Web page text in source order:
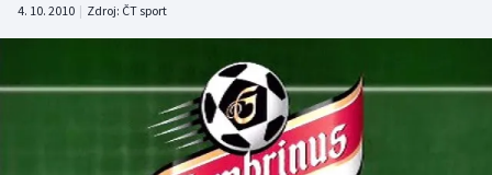
Atletika
4. 10. 2010 | Zdroj: ČT sport